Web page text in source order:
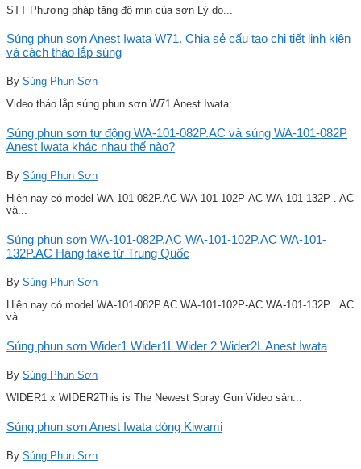
STT Phương pháp tăng độ mịn của sơn Lý do...
Súng phun sơn Anest Iwata W71. Chia sẻ cấu tạo chi tiết linh kiện
và cách tháo lắp súng
By Súng Phun Sơn
Video tháo lắp súng phun sơn W71 Anest Iwata:
Súng phun sơn tự động WA-101-082P.AC và súng WA-101-082P
Anest Iwata khác nhau thế nào?
By Súng Phun Sơn
Hiện nay có model WA-101-082P.AC WA-101-102P-AC WA-101-132P . AC
và...
Súng phun sơn WA-101-082P.AC WA-101-102P.AC WA-101-
132P.AC Hàng fake từ Trung Quốc
By Súng Phun Sơn
Hiện nay có model WA-101-082P.AC WA-101-102P-AC WA-101-132P . AC
và...
Súng phun sơn Wider1 Wider1L Wider 2 Wider2L Anest Iwata
By Súng Phun Sơn
WIDER1 x WIDER2This is The Newest Spray Gun Video sản...
Súng phun sơn Anest Iwata dòng Kiwami
By Súng Phun Sơn